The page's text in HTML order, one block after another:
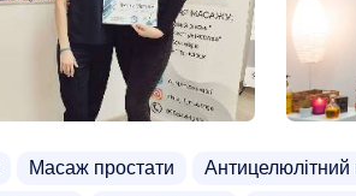
Масаж простати